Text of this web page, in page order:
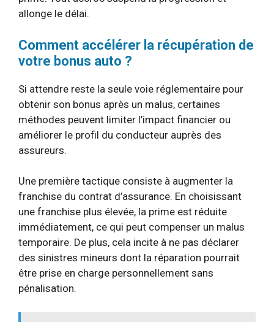
allonge le délai.
Comment accélérer la récupération de
votre bonus auto ?
Si attendre reste la seule voie réglementaire pour
obtenir son bonus après un malus, certaines
méthodes peuvent limiter l’impact financier ou
améliorer le profil du conducteur auprès des
assureurs.
Une première tactique consiste à augmenter la
franchise du contrat d’assurance. En choisissant
une franchise plus élevée, la prime est réduite
immédiatement, ce qui peut compenser un malus
temporaire. De plus, cela incite à ne pas déclarer
des sinistres mineurs dont la réparation pourrait
être prise en charge personnellement sans
pénalisation.